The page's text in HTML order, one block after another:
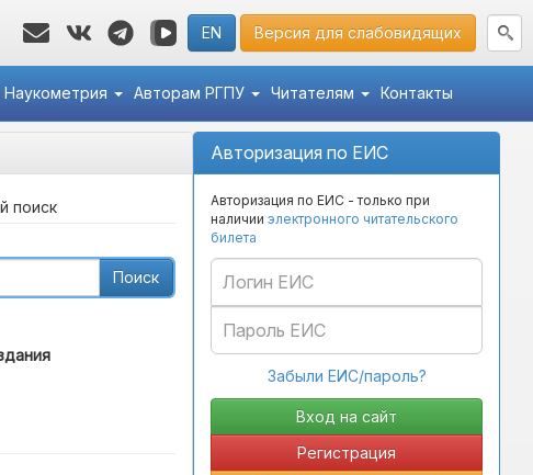
EN Версия для слабовидящих
Наукометрия Авторам РГПУ Читателям Контакты
Авторизация по ЕИС
Авторизация по ЕИС - только при
наличии электронного читательского
билета
Забыли ЕИС/пароль?
Регистрация
поиск
Поиск